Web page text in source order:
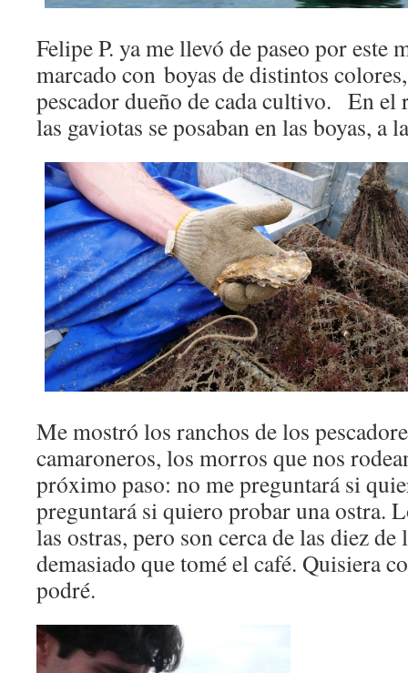
Felipe P. ya me llevó de paseo por este
marcado con boyas de distintos
pescador dueño de cada cultivo. En
las gaviotas se posaban en las boyas, a
Me mostró los ranchos de los
camaroneros, los morros que nos
próximo paso: no me preguntará si
preguntará si quiero probar una ostra.
las ostras, pero son cerca de las diez de
demasiado que tomé el café. Quisiera
podré.